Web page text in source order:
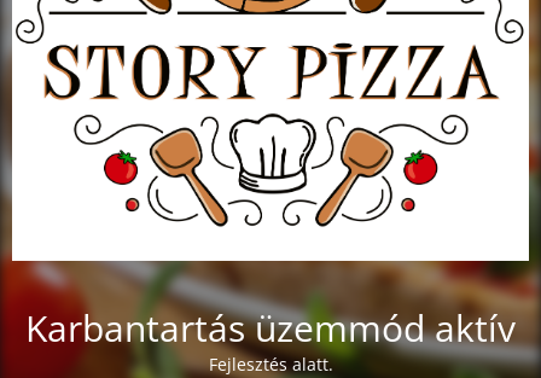
Karbantartás üzemmód aktív
Fejlesztés alatt.